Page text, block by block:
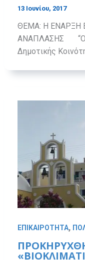
13 Ιουνίου, 2017
ΘΕΜΑ: Η ΕΝΑΡΞΗ
ΑΝΑΠΛΑΣΗΣ “Ο
Δημοτικής
ΕΠΙΚΑΙΡΟΤΗΤΑ,